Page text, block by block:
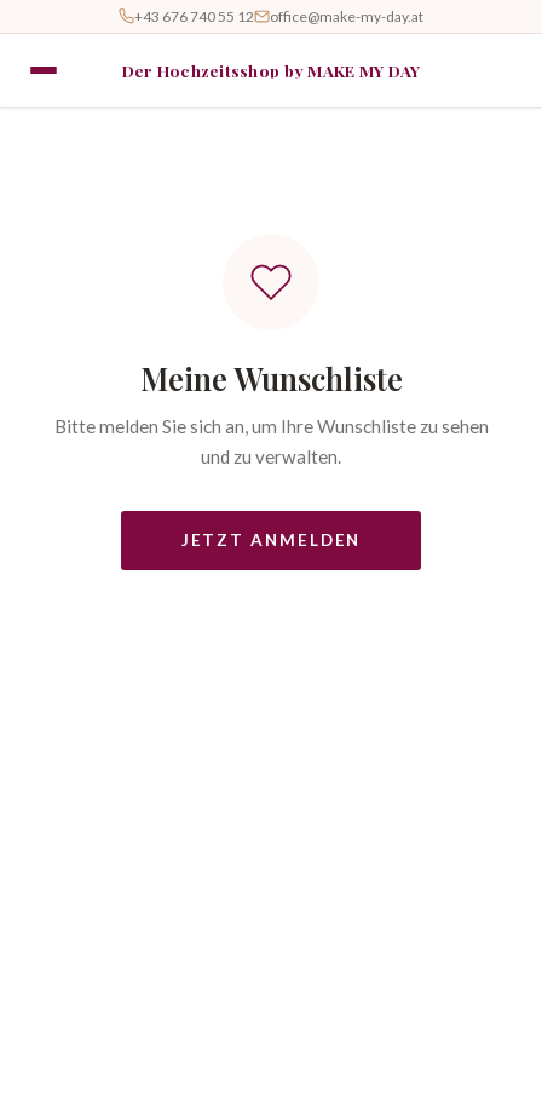
+43 676 740 55 12 office@make-my-day.at
Der Hochzeitsshop by MAKE MY DAY
Meine Wunschliste
Bitte melden Sie sich an, um Ihre Wunschliste zu sehen
und zu verwalten.
JETZT ANMELDEN